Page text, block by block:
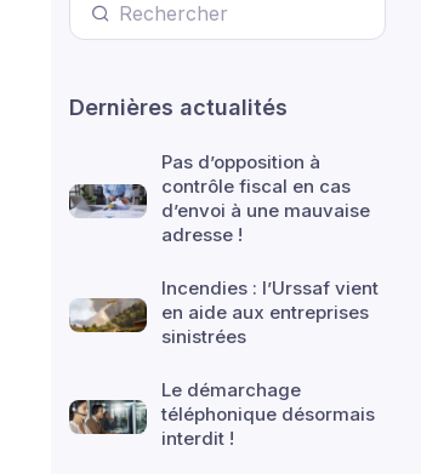
Dernières actualités
Pas d’opposition à
contrôle fiscal en cas
d’envoi à une mauvaise
adresse !
Incendies : l’Urssaf vient
en aide aux entreprises
sinistrées
Le démarchage
téléphonique désormais
interdit !